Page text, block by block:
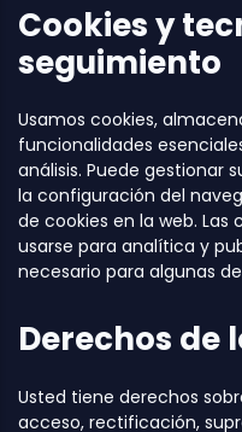
Cookies y
seguimiento
Usamos cookies,
funcionalidades
análisis. Puede gestionar
la configuración del
de cookies en la web.
usarse para analítica y
necesario para algunas
Derechos de
Usted tiene derechos
acceso, rectificación,